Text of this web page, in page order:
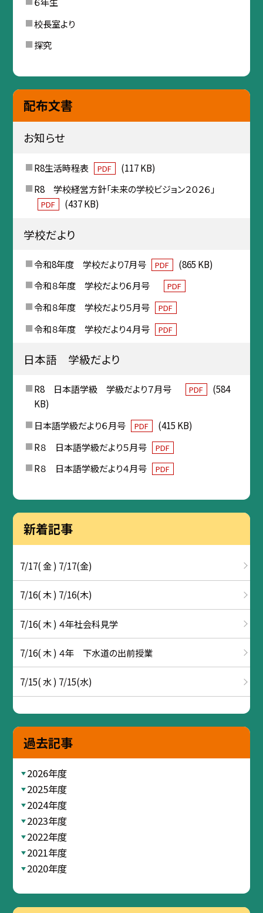
校長室より
探究
配布文書
お知らせ
R8生活時程表 PDF
(117 KB)
R8 学校経営方針「未来の学校ビジョン２０２６」
PDF (437 KB)
学校だより
令和8年度 学校だより7月号 PDF
(865 KB)
令和８年度 学校だより６月号
PDF
令和８年度 学校だより５月号 PDF
令和８年度 学校だより４月号 PDF
日本語 学級だより
R8 日本語学級 学級だより７月号 PDF
(584
KB)
日本語学級だより６月号
PDF
(415 KB)
R８ 日本語学級だより５月号
PDF
R８ 日本語学級だより４月号 PDF
新着記事
7/17( 金 ) 7/17(金)
7/16( 木 ) 7/16(木)
7/16( 木 ) ４年社会科見学
7/16( 木 ) ４年 下水道の出前授業
7/15( 水 ) 7/15(水)
過去記事
2026年度
2025年度
2024年度
2023年度
2022年度
2021年度
2020年度